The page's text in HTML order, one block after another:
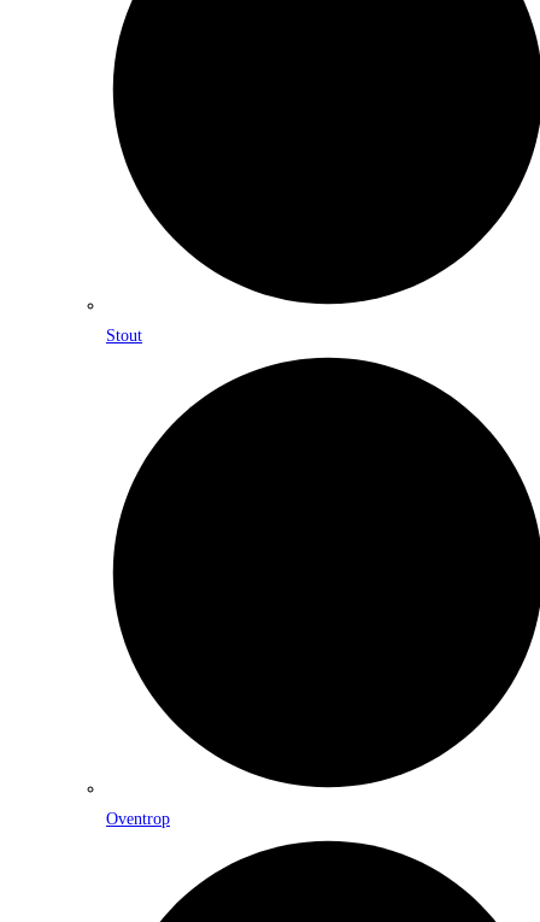
Stout
Oventrop